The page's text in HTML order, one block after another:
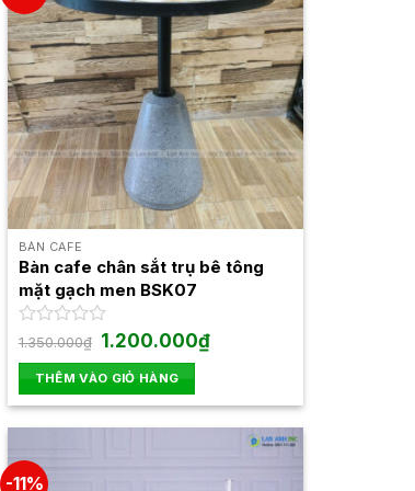
BÀN CAFE
Bàn cafe chân sắt trụ bê tông
mặt gạch men BSK07
Được
hạng
0
5
sao
1.350.000₫ Giá
gốc
là:
1.350.000₫.
1.200.000₫Giá
hiện
THÊM VÀO GIỎ HÀNG
-11%